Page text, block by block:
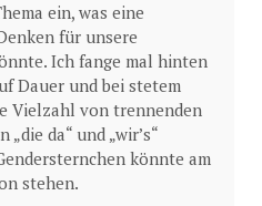
ein, was eine
für unsere
Ich fange mal hinten
Dauer und bei stetem
Vielzahl von trennenden
da“ und „wir’s“
könnte am
stehen.